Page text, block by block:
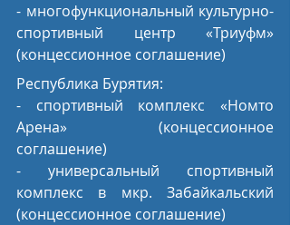
- многофункциональный культурно-
спортивный центр «Триуфм»
(концессионное соглашение)
Республика Бурятия:
- спортивный комплекс «Номто
Арена» (концессионное
соглашение)
- универсальный спортивный
комплекс в мкр. Забайкальский
(концессионное соглашение)